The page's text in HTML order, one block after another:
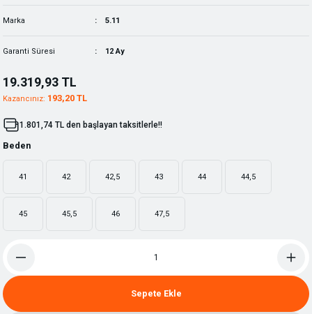
Marka 5.11
Garanti Süresi 12 Ay
19.319,93 TL
Kazancınız: 193,20 TL
1.801,74 TL den başlayan taksitlerle!!
Beden
41 42 42,5 43 44 44,5
45 45,5 46 47,5
Sepete Ekle